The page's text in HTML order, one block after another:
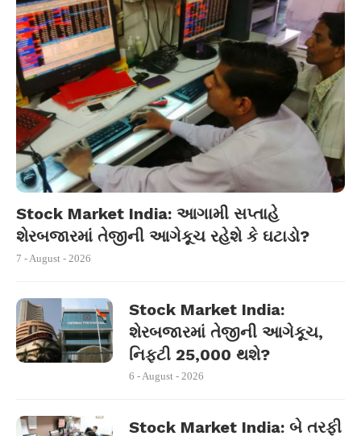
Stock Market India: આગામી સપ્તાહે
શેરબજારમાં તેજીની આગેકૂચ રહેશે કે ઘટાડો?
7 - August - 2026
Stock Market India:
શેરબજારમાં તેજીની આગેકૂચ,
નિફ્ટી 25,000 થશે?
6 - August - 2026
Stock Market India: બે તરફી